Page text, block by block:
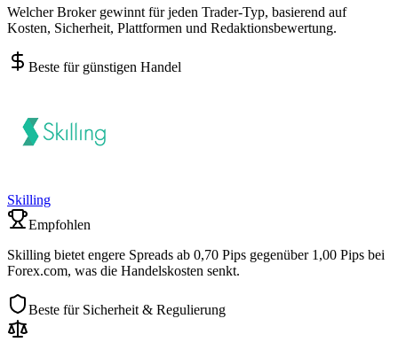
Welcher Broker gewinnt für jeden Trader-Typ, basierend auf
Kosten, Sicherheit, Plattformen und Redaktionsbewertung.
Beste für günstigen Handel
Skilling
Empfohlen
Skilling bietet engere Spreads ab 0,70 Pips gegenüber 1,00 Pips bei
Forex.com, was die Handelskosten senkt.
Beste für Sicherheit & Regulierung